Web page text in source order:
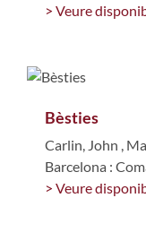
> Veure
Bèsties
Carlin, John
Barcelona :
> Veure